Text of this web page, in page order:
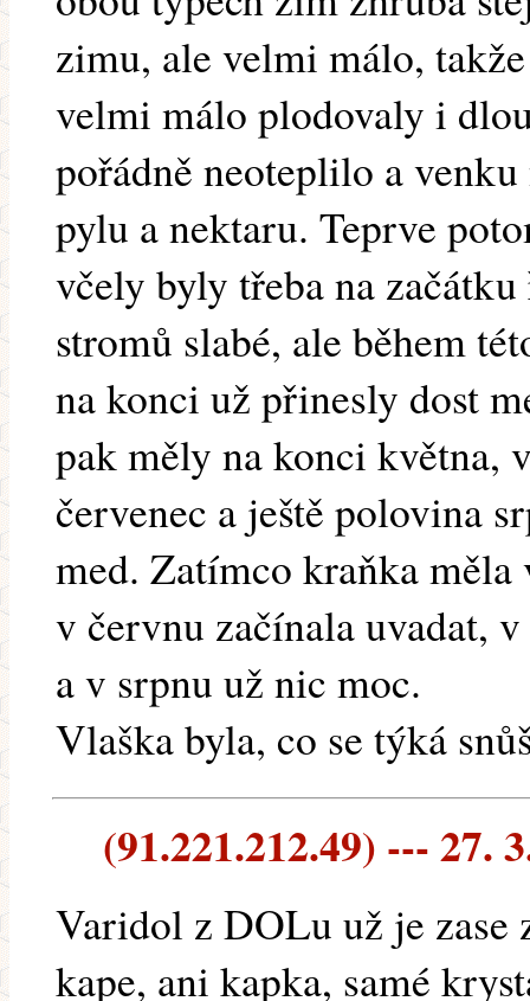
zimu, ale velmi málo,
velmi málo plodovaly i
pořádně neoteplilo a
pylu a nektaru. Teprve
včely byly třeba na
stromů slabé, ale během
na konci už přinesly dost
pak měly na konci května,
červenec a ještě polovina
med. Zatímco kraňka
v červnu začínala uvadat,
a v srpnu už nic moc.
Vlaška byla, co se týká
(91.221.212.49) --- 27.
Varidol z DOLu už je
kape, ani kapka, samé